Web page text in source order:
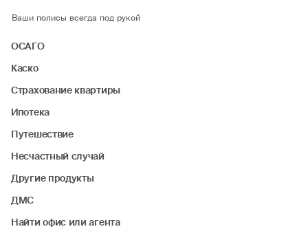
Ваши полисы всегда под рукой
ОСАГО
Каско
Страхование квартиры
Ипотека
Путешествие
Несчастный случай
Другие продукты
ДМС
Найти офис или агента